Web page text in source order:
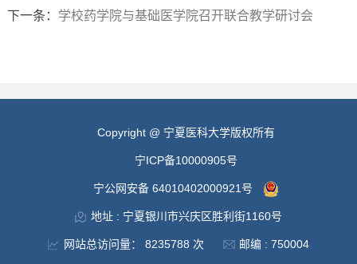
下一条： 学校药学院与基础医学院召开联合教学研讨会
Copyright @ 宁夏医科大学版权所有
宁ICP备10000905号
宁公网安备 64010402000921号
地址 : 宁夏银川市兴庆区胜利街1160号
网站总访问量： 8235788 次 邮编 : 750004